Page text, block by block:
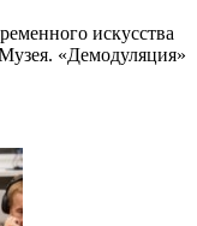
искусства
«Демодуляция»